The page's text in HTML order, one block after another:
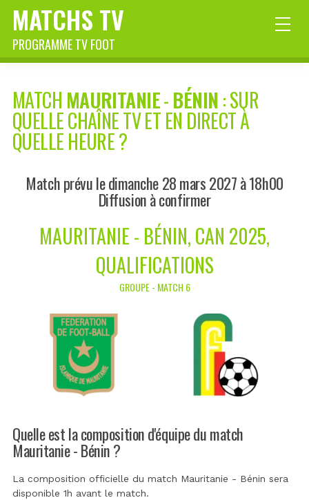
MATCHS TV
PROGRAMME TV FOOT
MATCH MAURITANIE-BÉNIN: SUR
QUELLE CHAÎNE TV ET EN DIRECT À
QUELLE HEURE ?
Match prévu le dimanche 28 mars 2027 à 18h00
Diffusion à confirmer
MAURITANIE - BÉNIN, CAN 2025,
QUALIFICATIONS
GROUPE - MATCH 6
Quelle est la composition d'équipe du match
Mauritanie - Bénin ?
La composition officielle du match Mauritanie - Bénin sera
disponible 1h avant le match.